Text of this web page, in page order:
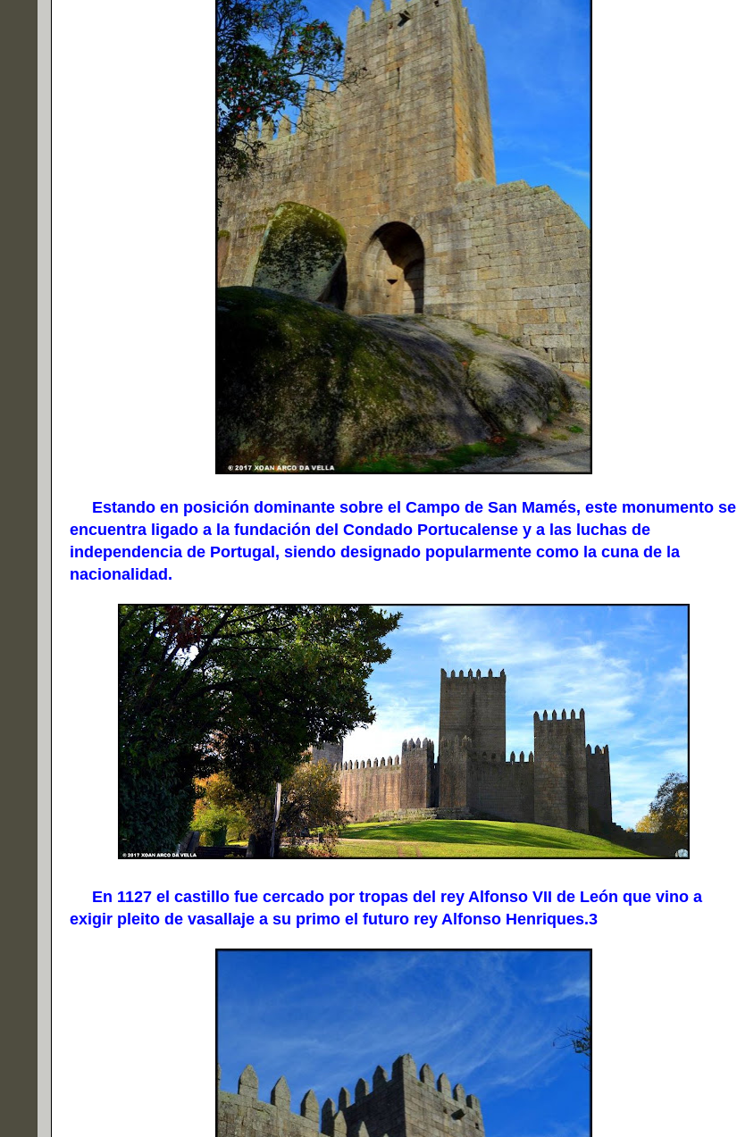
Estando en posición dominante sobre el Campo de San Mamés, este monumento se
encuentra ligado a la fundación del Condado Portucalense y a las luchas de
independencia de Portugal, siendo designado popularmente como la cuna de la
nacionalidad.
En 1127 el castillo fue cercado por tropas del rey Alfonso VII de León que vino a
exigir pleito de vasallaje a su primo el futuro rey Alfonso Henriques.3​